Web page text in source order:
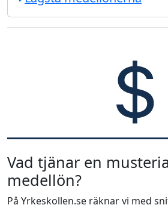
Vad tjänar en
medellön?
På Yrkeskollen.se räknar vi med